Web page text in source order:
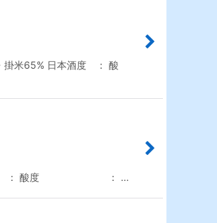
掛米65% 日本酒度 ： 酸
日本酒度 ： 酸度 ： …